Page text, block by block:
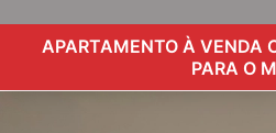
APARTAMENTO À VENDA
PARA O